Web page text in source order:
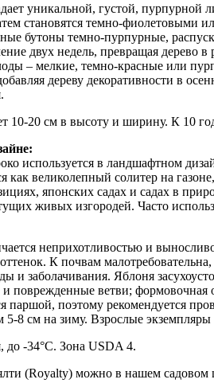
уникальной, густой, пурпурной
становятся темно-
бутоны темно-пурпурные,
двух недель, превращая
– мелкие, темно-красные или
дереву декоративности в
10-20 см в высоту и ширину. К 10
используется в ландшафтном
великолепный солитер на
японских садах и садах в
живых изгородей. Часто
неприхотливостью и
К почвам
и заболачивания. Яблоня
и поврежденные ветви;
паршой, поэтому рекомендуется
8 см на зиму. Взрослые
до -34°C. Зона USDA 4.
(Royalty) можно в нашем садовом